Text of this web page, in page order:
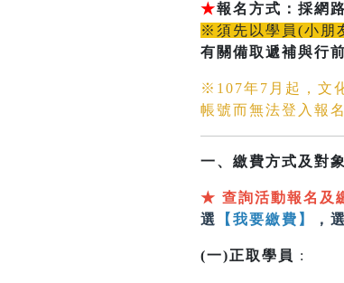
★報名方式：採網
※須先以學員(小朋
有關備取遞補與行
※107年7月起，文
帳號而無法登入報
一、繳費方式及對象
★ 查詢活動報名及
選
【我要繳費】 ，
(一)正取學員 :